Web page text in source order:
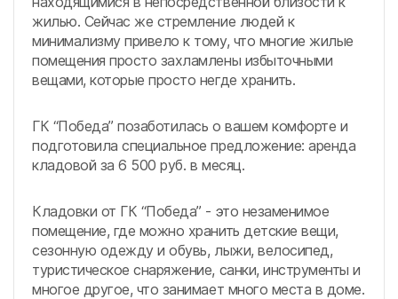
жилью. Сейчас же стремление людей к
минимализму привело к тому, что многие жилые
помещения просто захламлены избыточными
вещами, которые просто негде хранить.
ГК “Победа” позаботилась о вашем комфорте и
подготовила специальное предложение: аренда
кладовой за 6 500 руб. в месяц.
Кладовки от ГК “Победа” - это незаменимое
помещение, где можно хранить детские вещи,
сезонную одежду и обувь, лыжи, велосипед,
туристическое снаряжение, санки, инструменты и
многое другое, что занимает много места в доме.